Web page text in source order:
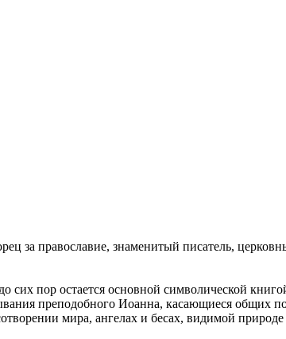
за православие, знаменитый писатель,
сих пор остается основной символической
преподобного Иоанна, касающиеся общих
мира, ангелах и бесах, видимой природе